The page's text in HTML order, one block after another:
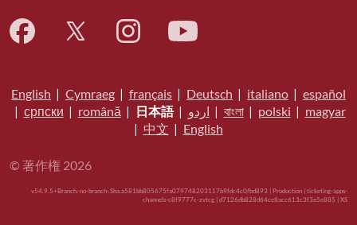
English | Cymraeg | français | Deutsch | italiano | español
| српски | română | 日本語| اردو | বাংলা| polski | magyar
| 中文 | English
© 著作権 2026
v54.9.5+Branch.-no-branch-.Sha.a581bb805675fa079748203117b9fdc4c0fbd893 | Production | ticketing-apps-
channels-c8f9777c-zvtcg | d7126db828d64ce8acc613c3f3e5e885 | XS